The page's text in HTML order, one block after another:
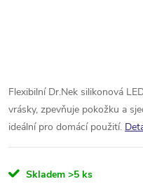
Flexibilní Dr.Nek silikonová
vrásky, zpevňuje pokožku a
ideální pro domácí použití.
Skladem >5 ks